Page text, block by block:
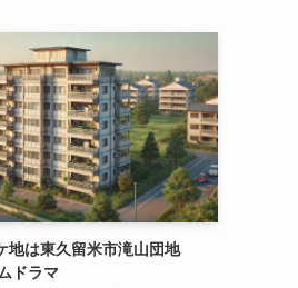
地は東久留米市滝山団地
ドラマ